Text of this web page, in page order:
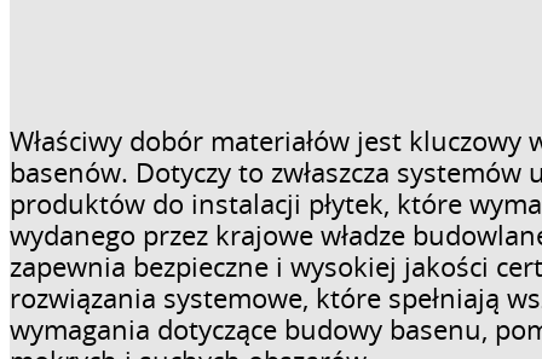
Właściwy dobór materiałów jest kluczowy
basenów. Dotyczy to zwłaszcza systemów
produktów do instalacji płytek, które
wydanego przez krajowe władze
zapewnia bezpieczne i wysokiej jakości
rozwiązania systemowe, które spełniają
wymagania dotyczące budowy basenu,